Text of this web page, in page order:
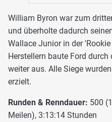
William Byron war zum
und überholte dadurch
Wallace Junior in der
Herstellern baute Ford
weiter aus. Alle Siege
erzielt.
Runden & Renndauer: 500
Meilen), 3:13:14 Stunden